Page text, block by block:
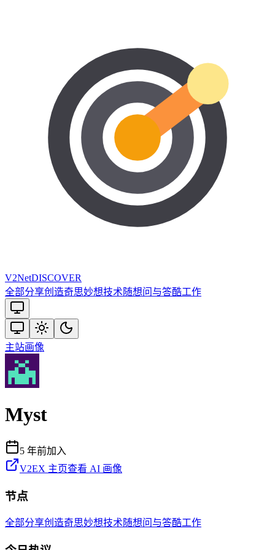
V2NetDISCOVER
全部分享创造奇思妙想技术随想问与答酷工作
主站画像
Myst
5 年前加入
V2EX 主页查看 AI 画像
节点
全部分享创造奇思妙想技术随想问与答酷工作